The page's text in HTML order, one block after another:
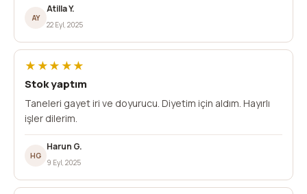
AY
Atilla Y.
22 Eyl, 2025
★★★★★
Stok yaptım
Taneleri gayet iri ve doyurucu. Diyetim için aldım. Hayırlı
işler dilerim.
HG
Harun G.
9 Eyl, 2025